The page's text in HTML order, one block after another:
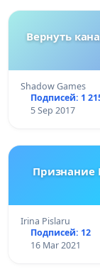
Вернуть
Shadow Games
Подписей: 1
5 Sep 2017
Признание
Irina Pislaru
Подписей: 12
16 Mar 2021